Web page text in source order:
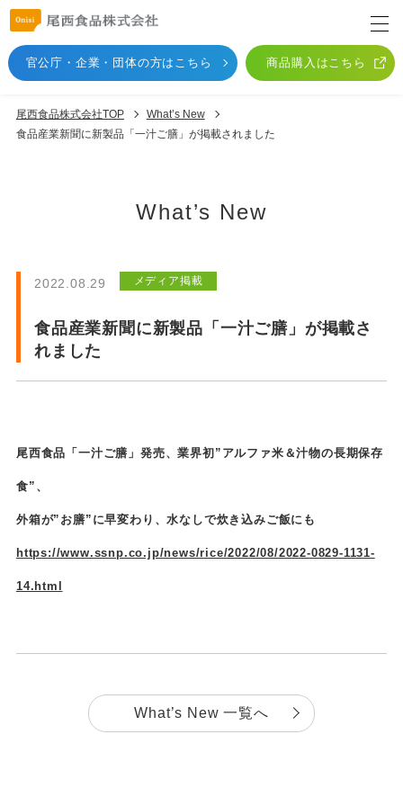
官公庁・企業・団体の方はこちら 商品購入はこちら
尾西食品株式会社TOP
What’s New
食品産業新聞に新製品「一汁ご膳」が掲載されました
What’s New
2022.08.29 メディア掲載
食品産業新聞に新製品「一汁ご膳」が掲載さ
れました
尾西食品「一汁ご膳」発売、業界初”アルファ米＆汁物の長期保存
食”、
外箱が”お膳”に早変わり、水なしで炊き込みご飯にも
https://www.ssnp.co.jp/news/rice/2022/08/2022-0829-1131-
14.html
What’s New 一覧へ